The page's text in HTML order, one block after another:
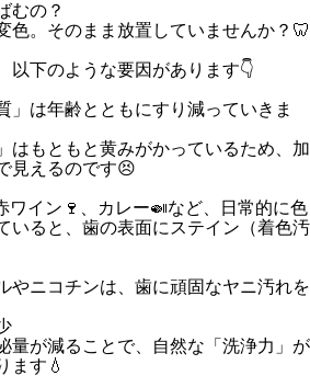
むの？
色。そのまま放置していませんか？🦷
以下のような要因があります👇
」は年齢とともにすり減っていきま
はもともと黄みがかっているため、加
見えるのです😣
ワイン🍷、カレー🍛など、日常的に色
いると、歯の表面にステイン（着色汚
やニコチンは、歯に頑固なヤニ汚れを
量が減ることで、自然な「洗浄力」が
ます💧